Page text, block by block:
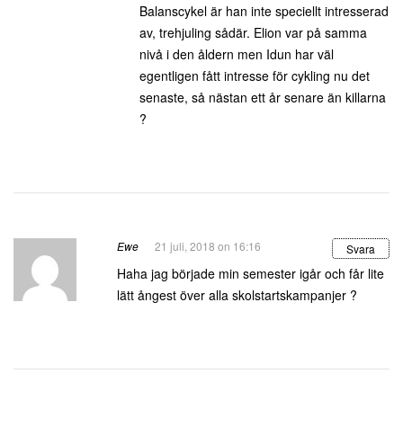
Balanscykel är han inte speciellt intresserad
av, trehjuling sådär. Elion var på samma
nivå i den åldern men Idun har väl
egentligen fått intresse för cykling nu det
senaste, så nästan ett år senare än killarna
?
Ewe 21 juli, 2018 on 16:16 Svara
Haha jag började min semester igår och får lite
lätt ångest över alla skolstartskampanjer ?